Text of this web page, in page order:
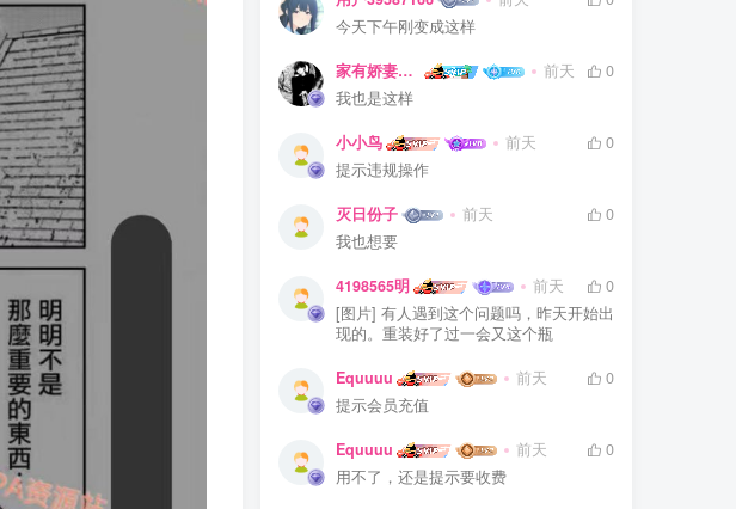
今天下午刚变成这样
家有娇妻扁鹊难医 前天
0
我也是这样
小小鸟 前天
0
提示违规操作
灭日份子 前天
0
我也想要
4198565明 前天
0
[图片] 有人遇到这个问题吗，昨天开始出
现的。重装好了过一会又这个瓶
Equuuu 前天
0
提示会员充值
Equuuu 前天
0
用不了，还是提示要收费